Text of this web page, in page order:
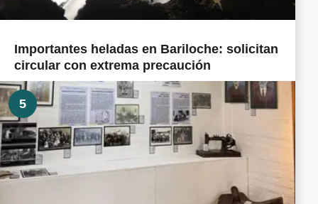
Importantes heladas en Bariloche: solicitan
circular con extrema precaución
5